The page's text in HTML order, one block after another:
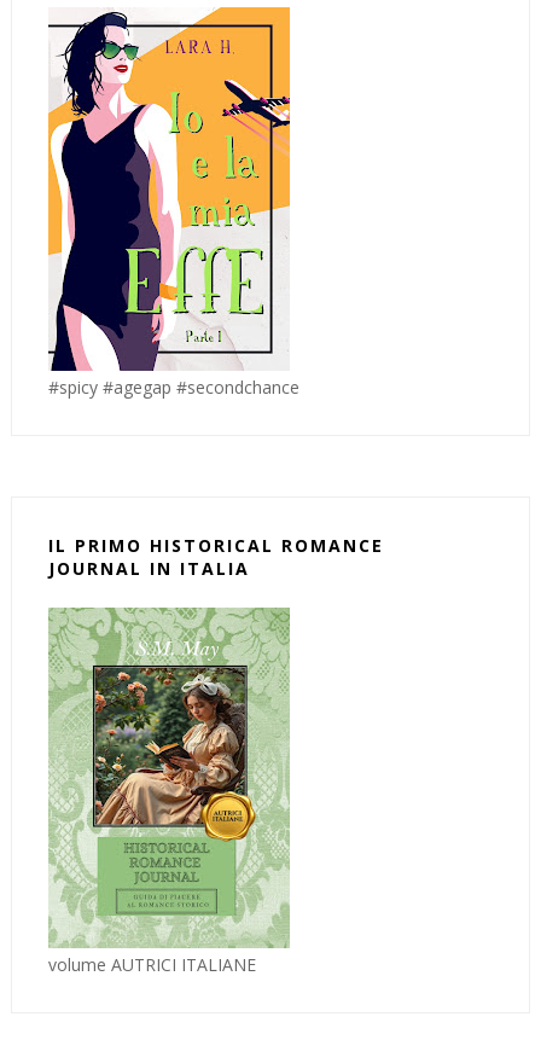
#spicy #agegap #secondchance
IL PRIMO HISTORICAL ROMANCE
JOURNAL IN ITALIA
volume AUTRICI ITALIANE